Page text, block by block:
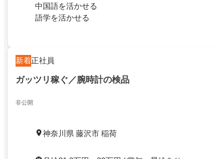
中国語を活かせる
語学を活かせる
新着正社員
ガッツリ稼ぐ／腕時計の検品
非公開
神奈川県 藤沢市 稲荷